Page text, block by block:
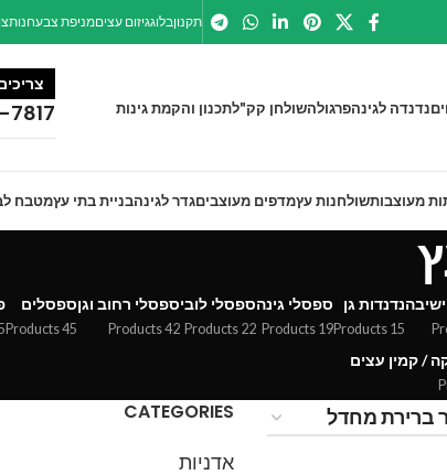
תקנוןבלוגגיזום עציםמניפת צבעחנות
נדנדה לגינהפרגולהשולחן קק"לתכנון והקמת גינות
מעוצבותשולחנות עץמדפים מעוצביםגדר לגינהבניית בתי עץמטבח
נדנדות גן
15 Products
ספסלי גינה
19 Products
ספסלי לובי
22 Products
ספסלי רחוב וגן
42 Products
ספסלים
45 Products
/ קמין עצים
CATEGORIES
אדניות